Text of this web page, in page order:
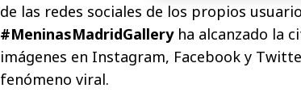
de las redes sociales de los propios
#MeninasMadridGalleryha alcanzado la
imágenes en Instagram, Facebook y
fenómeno viral.